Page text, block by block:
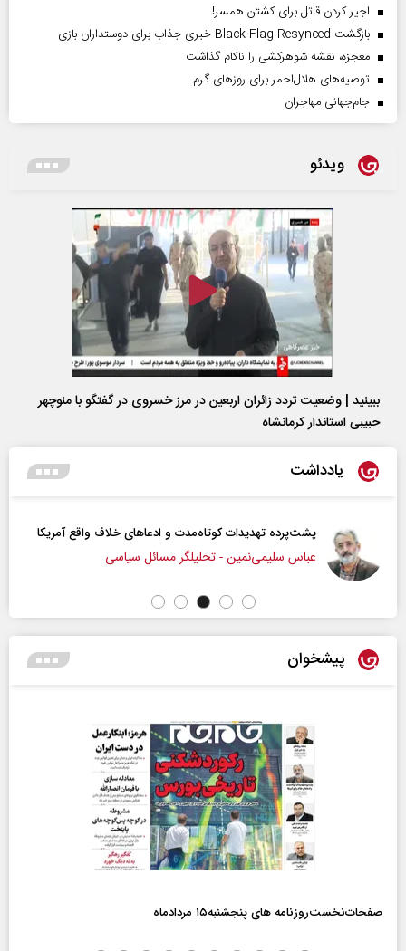
اجیر کردن قاتل برای کشتن همسر!
بازگشت Black Flag Resynced خبری جذاب برای دوستداران بازی
معجزه، نقشه شوهرکشی را ناکام گذاشت
توصیه‌های هلال‌احمر برای روز‌های گرم
جام‌جهانی مهاجران
ویدئو
ببینید | وضعیت تردد زائران اربعین در مرز خسروی در گفتگو با منوچهر
حبیبی استاندار کرمانشاه
یادداشت
پشت‌پرده تهدیدات کوتاه‏‌مدت و ادعا‌های خلاف واقع آمریکا
عباس سلیمی‌نمین - تحلیلگر مسائل سیاسی
پیشخوان
صفحات‌نخست‌روزنامه ها‌ی پنجشنبه‌۱۵ مردادماه